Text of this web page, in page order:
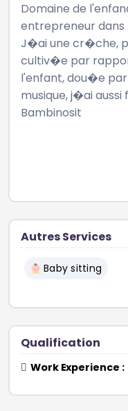
Domaine de
entrepreneur
J�ai une cr�che,
cultiv�e par
l'enfant, dou�e
musique, j�ai
Bambinosit
Autres Services
Baby sitting
Qualification
Work Experience :